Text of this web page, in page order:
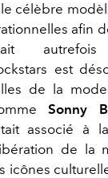
le célèbre
afin
autrefois
est
de la
Sonny
associé à
de la
icônes